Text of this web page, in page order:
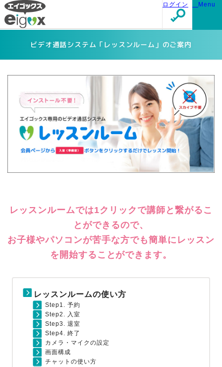
Menu
ログイン
ビデオ通話システム「レッスンルーム」のご案内
レッスンルームでは1クリックで講師と繋がるこ
とができるので、
お子様やパソコンが苦手な方でも簡単にレッスン
を開始することができます。
レッスンルームの使い方
Step1. 予約
Step2. 入室
Step3. 退室
Step4. 終了
カメラ・マイクの設定
画面構成
チャットの使い方